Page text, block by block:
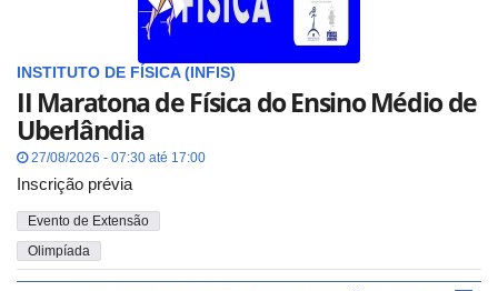
INSTITUTO DE FÍSICA (INFIS)
II Maratona de Física do Ensino Médio de
Uberlândia
27/08/2026 - 07:30 até 17:00
Inscrição prévia
Evento de Extensão
Olimpíada